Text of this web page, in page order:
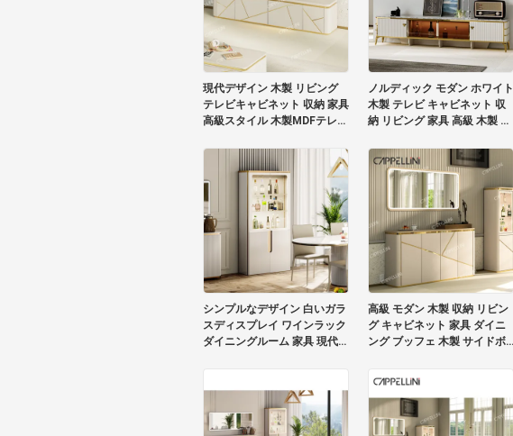
現代デザイン 木製 リビング
テレビキャビネット 収納 家具
高級スタイル 木製MDFテレビ
ノルディック モダン ホワイト
木製 テレビ キャビネット 収
納 リビング 家具 高級 木製 テ
ルセット
シンプルなデザイン 白いガラ
スディスプレイ ワインラック
ダイニングルーム 家具 現代の
ャビネット
高級 モダン 木製 収納 リビン
グ キャビネット 家具 ダイニ
ング ブッフェ 木製 サイドボ